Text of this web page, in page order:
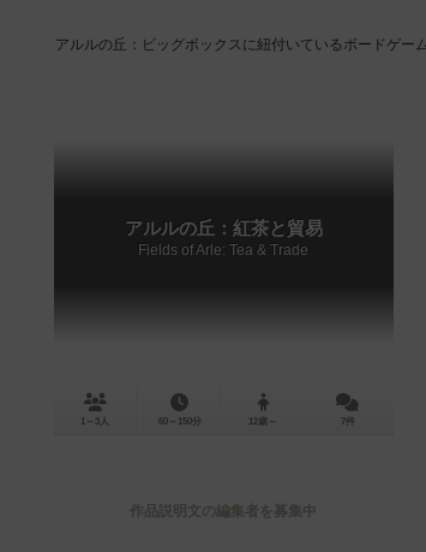
アルルの丘：ビッグボックスに紐付いているボードゲー
アルルの丘：紅茶と貿易
Fields of Arle: Tea & Trade
1～3人 60～150分 12歳～ 7件
作品説明文の編集者を募集中